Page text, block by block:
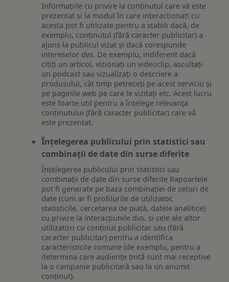
Informațiile cu privire la conținutul care vă este
prezentat și la modul în care interacționați cu
acesta pot fi utilizate pentru a stabili dacă, de
exemplu, conținutul (fără caracter publicitar) a
ajuns la publicul vizat și dacă corespunde
intereselor dvs. De exemplu, indiferent dacă
citiți un articol, vizionați un videoclip, ascultați
un podcast sau vizualizați o descriere a
produsului, cât timp petreceți pe acest serviciu și
pe paginile web pe care le vizitați etc. Acest lucru
este foarte util pentru a înțelege relevanța
conținutului (fără caracter publicitar) care vă
este prezentat.
Înțelegerea publicului prin statistici sau
combinații de date din surse diferite
Înțelegerea publicului prin statistici sau
combinații de date din surse diferite Rapoartele
pot fi generate pe baza combinației de seturi de
date (cum ar fi profilurile de utilizator,
statisticile, cercetarea de piață, datele analitice)
cu privire la interacțiunile dvs. și cele ale altor
utilizatori cu conținut publicitar sau (fără
caracter publicitar) pentru a identifica
caracteristicile comune (de exemplu, pentru a
determina care audiențe țintă sunt mai receptive
la o campanie publicitară sau la un anumit
conținut).